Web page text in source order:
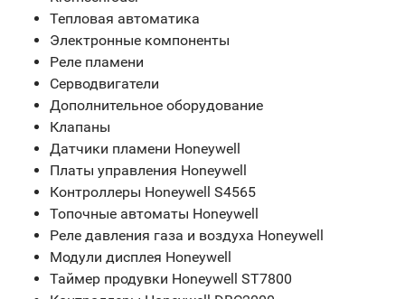
Тепловая автоматика
Электронные компоненты
Реле пламени
Серводвигатели
Дополнительное оборудование
Клапаны
Датчики пламени Honeywell
Платы управления Honeywell
Контроллеры Honeywell S4565
Топочные автоматы Honeywell
Реле давления газа и воздуха Honeywell
Модули дисплея Honeywell
Таймер продувки Honeywell ST7800